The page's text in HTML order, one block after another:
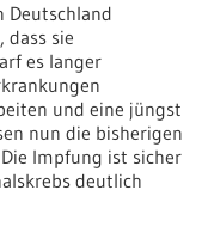
Deutschland
dass sie
es langer
und eine jüngst
nun die bisherigen
Impfung ist sicher
deutlich